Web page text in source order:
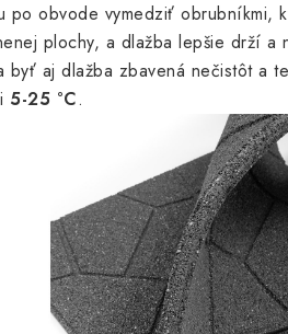
po obvode vymedziť obrubníkmi,
plochy, a dlažba lepšie drží a
byť aj dlažba zbavená nečistôt a
5-25 °C.